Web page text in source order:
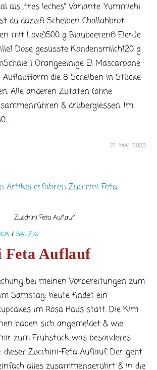
als „tres leches“ Variante. Yummieh!
du dazu:8 Scheiben Challahbrot
mit Love)500 g Blaubeeren6 EierJe
Dose gesüsste Kondensmilch120 g
1 Orangeeinige El Mascarpone
Auflaufform die 8 Scheiben in Stücke
Alle anderen Zutaten (ohne
& drübergiessen. Im
21. MAI 2023
Zucchini Feta Auflauf
/SALZIG
Feta Auflauf
bei meinen Vorbereitungen zum
Samstag: heute findet ein
im Rosa Haus statt. Die Kim
haben sich angemeldet & wie
zum Frühstück was besonderes
dieser Zucchini-Feta Auflauf. Der geht
alles zusammengerührt & in die